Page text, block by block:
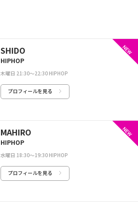
NEW
SHIDO
HIPHOP
木曜日 21:30〜22:30 HIPHOP
プロフィールを見る
NEW
MAHIRO
HIPHOP
水曜日 18:30〜19:30 HIPHOP
プロフィールを見る